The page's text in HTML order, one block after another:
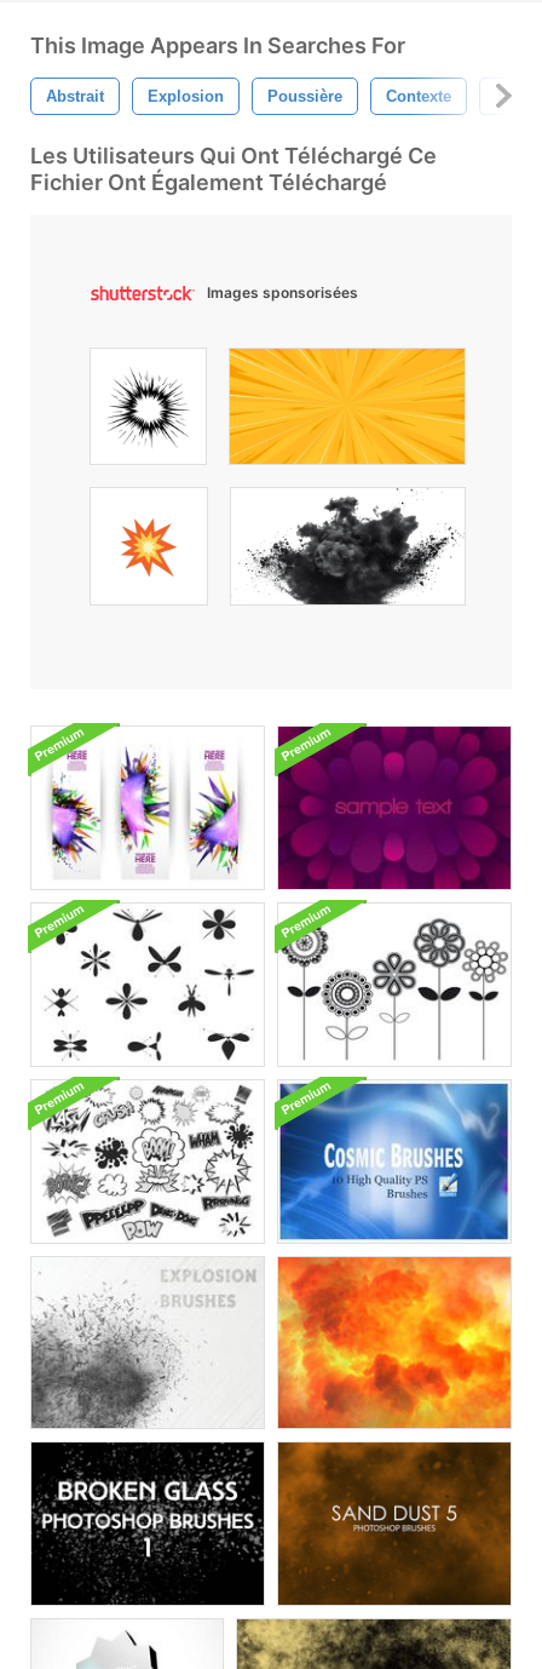
This Image Appears In Searches For
Abstrait Explosion Poussière Contexte
Les Utilisateurs Qui Ont Téléchargé Ce
Fichier Ont Également Téléchargé
Images sponsorisées